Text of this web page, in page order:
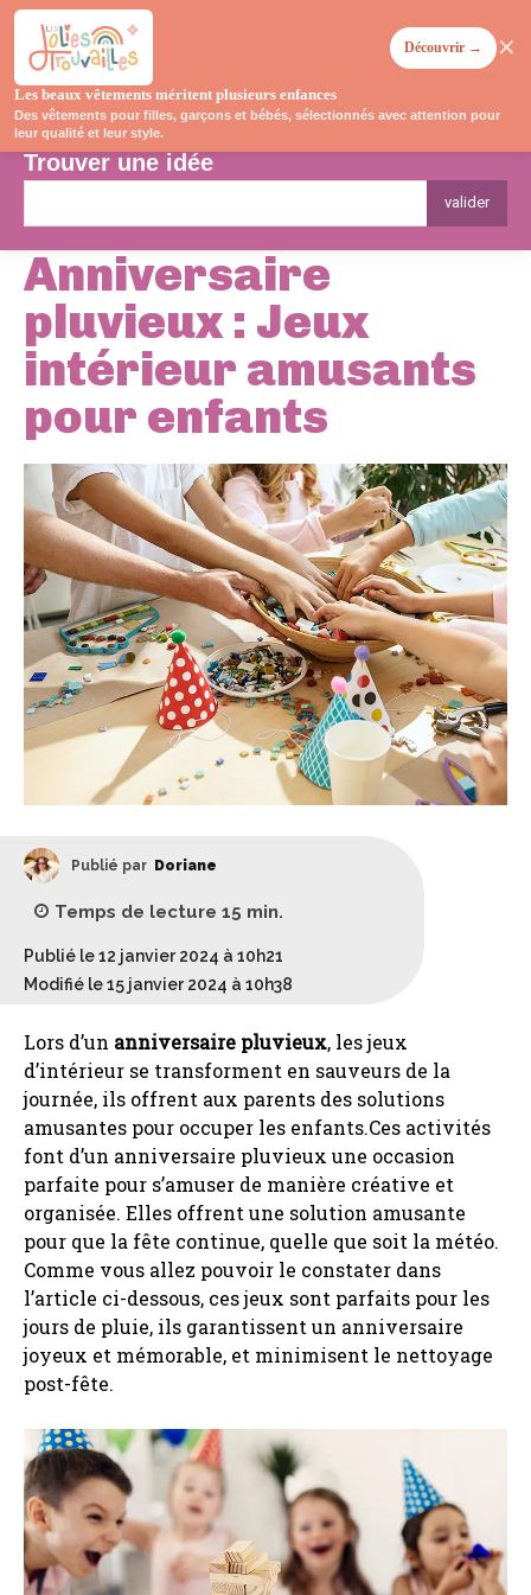
Trouver une idée
valider
Anniversaire
pluvieux : Jeux
intérieur amusants
pour enfants
Publié par Doriane
Temps de lecture 15 min.
Publié le 12 janvier 2024 à 10h21
Modifié le 15 janvier 2024 à 10h38
Lors d’un anniversaire pluvieux, les jeux
d’intérieur se transforment en sauveurs de la
journée, ils offrent aux parents des solutions
amusantes pour occuper les enfants.Ces activités
font d’un anniversaire pluvieux une occasion
parfaite pour s’amuser de manière créative et
organisée. Elles offrent une solution amusante
pour que la fête continue, quelle que soit la météo.
Comme vous allez pouvoir le constater dans
l’article ci-dessous, ces jeux sont parfaits pour les
jours de pluie, ils garantissent un anniversaire
joyeux et mémorable, et minimisent le nettoyage
post-fête.
Les beaux vêtements méritent plusieurs enfances
Des vêtements pour filles, garçons et bébés, sélectionnés avec attention pour
leur qualité et leur style.
Découvrir → ✕